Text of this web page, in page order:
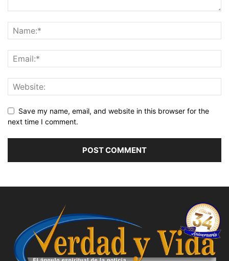
Save my name, email, and website in this browser for the
next time I comment.